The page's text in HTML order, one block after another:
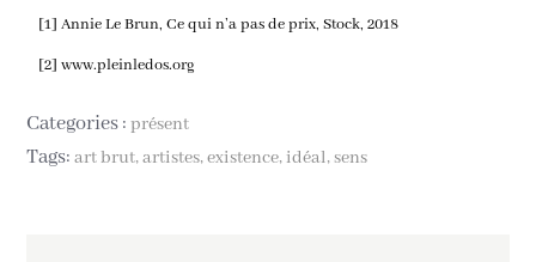
[1] Annie Le Brun, Ce qui n’a pas de prix, Stock, 2018
[2] www.pleinledos.org
Categories :présent
Tags:art brut artistes existence idéal sens